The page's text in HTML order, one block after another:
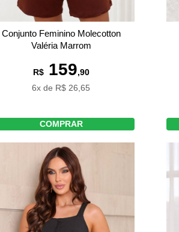
Conjunto Feminino Molecotton
Valéria Marrom
R$159,90
6x de R$ 26,65
COMPRAR